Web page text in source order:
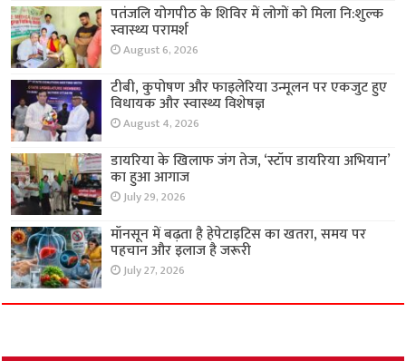
पतंजलि योगपीठ के शिविर में लोगों को मिला नि:शुल्क
स्वास्थ्य परामर्श
August 6, 2026
टीबी, कुपोषण और फाइलेरिया उन्मूलन पर एकजुट हुए
विधायक और स्वास्थ्य विशेषज्ञ
August 4, 2026
डायरिया के खिलाफ जंग तेज, ‘स्टॉप डायरिया अभियान’
का हुआ आगाज
July 29, 2026
मॉनसून में बढ़ता है हेपेटाइटिस का खतरा, समय पर
पहचान और इलाज है जरूरी
July 27, 2026